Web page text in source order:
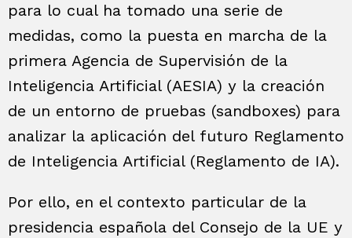
para lo cual ha tomado una serie de
medidas, como la puesta en marcha de la
primera Agencia de Supervisión de la
Inteligencia Artificial (AESIA) y la creación
de un entorno de pruebas (sandboxes) para
analizar la aplicación del futuro Reglamento
de Inteligencia Artificial (Reglamento de IA).
Por ello, en el contexto particular de la
presidencia española del Consejo de la UE y